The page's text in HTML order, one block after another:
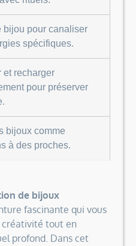
bijou pour canaliser
spécifiques.
et recharger
pour préserver
bijoux comme
à des proches.
de bijoux
fascinante qui vous
créativité tout en
profond. Dans cet